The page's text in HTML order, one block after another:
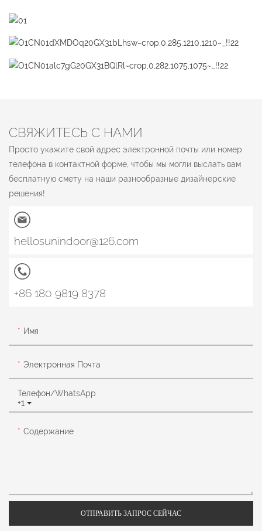
СВЯЖИТЕСЬ С НАМИ
Просто укажите свой адрес электронной почты или номер
телефона в контактной форме, чтобы мы могли выслать вам
бесплатную смету на наши разнообразные дизайнерские
решения!
hellosunindoor@126.com
+86 180 9819 8378
Имя
Электронная Почта
+1
Телефон/WhatsApp
Содержание
ОТПРАВИТЬ ЗАПРОС СЕЙЧАС